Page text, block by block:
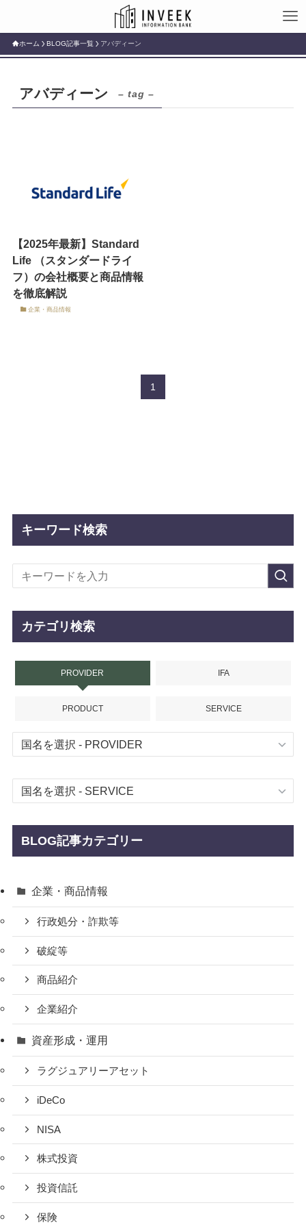
ホーム BLOG記事一覧 アバディーン
アバディーン – tag –
【2025年最新】Standard
Life （スタンダードライ
フ）の会社概要と商品情報
を徹底解説
企業・商品情報
1
キーワード検索
カテゴリ検索
PROVIDER IFA
PRODUCT SERVICE
BLOG記事カテゴリー
企業・商品情報
行政処分・詐欺等
破綻等
商品紹介
企業紹介
資産形成・運用
ラグジュアリーアセット
iDeCo
NISA
株式投資
投資信託
保険